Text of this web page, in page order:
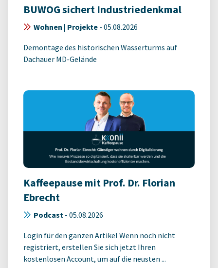
BUWOG sichert Industriedenkmal
Wohnen | Projekte - 05.08.2026
Demontage des historischen Wasserturms auf
Dachauer MD-Gelände
Kaffeepause mit Prof. Dr. Florian
Ebrecht
Podcast - 05.08.2026
Login für den ganzen Artikel Wenn noch nicht
registriert, erstellen Sie sich jetzt Ihren
kostenlosen Account, um auf die neusten ...